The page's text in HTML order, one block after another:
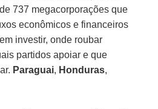
737 megacorporações que
econômicos e financeiros
investir, onde roubar
partidos apoiar e que
Paraguai, Honduras,